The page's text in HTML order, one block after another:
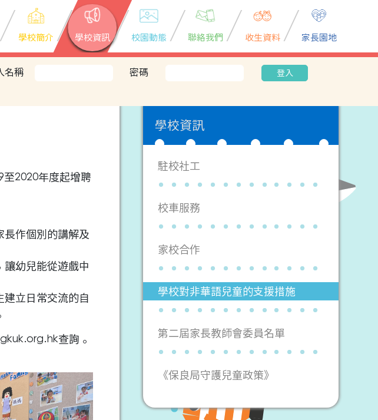
學校簡介 學校資訊 校園動態 聯絡我們 收生資料 家長園地
名稱 密碼 登入
2020年度起增聘
長作個別的講解及
幼兒能從遊戲中
立日常交流的自
查詢。
學校資訊
駐校社工
校車服務
家校合作
學校對非華語兒童的支援措施
第二屆家長教師會委員名單
《保良局守護兒童政策》